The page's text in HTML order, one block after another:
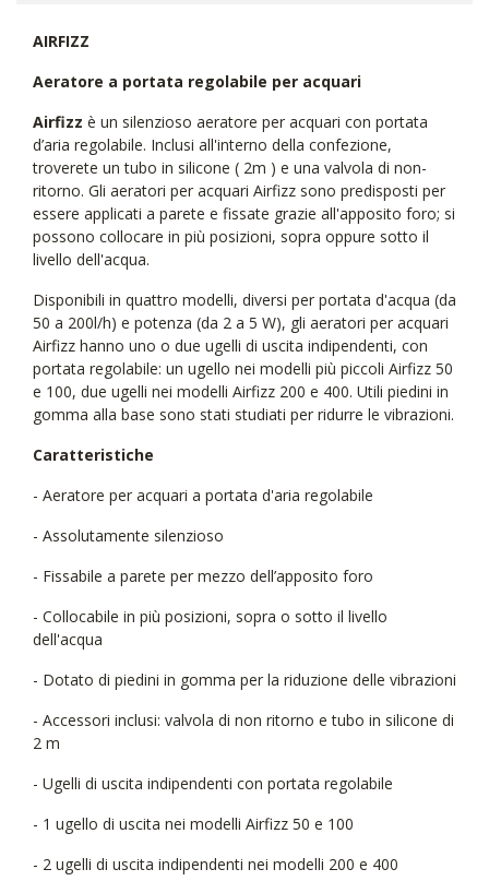
AIRFIZZ
Aeratore a portata regolabile per acquari
Airfizz è un silenzioso aeratore per acquari con portata
d’aria regolabile. Inclusi all'interno della confezione,
troverete un tubo in silicone ( 2m ) e una valvola di non-
ritorno. Gli aeratori per acquari Airfizz sono predisposti per
essere applicati a parete e fissate grazie all'apposito foro; si
possono collocare in più posizioni, sopra oppure sotto il
livello dell'acqua.
Disponibili in quattro modelli, diversi per portata d'acqua (da
50 a 200l/h) e potenza (da 2 a 5 W), gli aeratori per acquari
Airfizz hanno uno o due ugelli di uscita indipendenti, con
portata regolabile: un ugello nei modelli più piccoli Airfizz 50
e 100, due ugelli nei modelli Airfizz 200 e 400. Utili piedini in
gomma alla base sono stati studiati per ridurre le vibrazioni.
Caratteristiche
- Aeratore per acquari a portata d'aria regolabile
- Assolutamente silenzioso
- Fissabile a parete per mezzo dell’apposito foro
- Collocabile in più posizioni, sopra o sotto il livello
dell'acqua
- Dotato di piedini in gomma per la riduzione delle vibrazioni
- Accessori inclusi: valvola di non ritorno e tubo in silicone di
2 m
- Ugelli di uscita indipendenti con portata regolabile
- 1 ugello di uscita nei modelli Airfizz 50 e 100
- 2 ugelli di uscita indipendenti nei modelli 200 e 400